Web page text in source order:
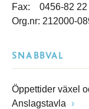
Fax: 0456-82 22
Org.nr: 212000-
SNABBVAL
Öppettider växel
Anslagstavla